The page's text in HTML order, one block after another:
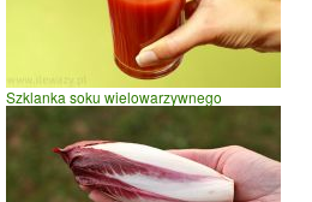
Szklanka soku wielowarzywnego